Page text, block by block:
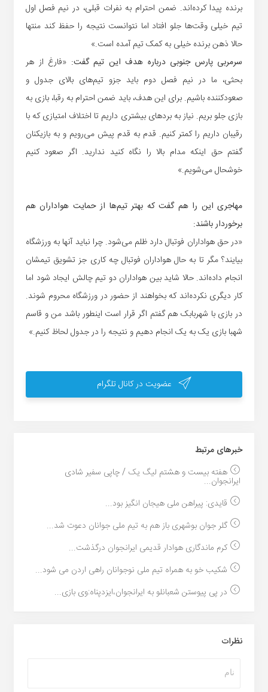
برنده پیدا کرده‌اند. ضمن احترام به نفرات قبلی، در نیم فصل اول
تیم خیلی وقت‌ها جلو افتاد اما نتوانست نتیجه را حفظ کند منتها
حالا ذهن برنده خیلی به کمک تیم آمده است.»
سرمربی پارس جنوبی درباره هدف این تیم گفت: «فارغ از هر
بحثی، ما در نیم فصل دوم باید جزو تیم‌های بالای جدول و
صعودکننده باشیم. برای این هدف، باید ضمن احترام به رقبا، بازی به
بازی جلو بریم. نیاز به بردهای بیشتری داریم تا اختلاف امتیازی که با
رقیبان داریم را کمتر کنیم. قدم به قدم پیش می‌رویم و به بازیکنان
گفتم حق اینکه مدام بالا را نگاه کنید ندارید. اگر صعود کنیم
خوشحال می‌شویم.»
مهاجری این را هم گفت که بهتر تیم‌ها از حمایت هواداران هم
برخوردار باشند:
«در حق هواداران فوتبال دارد ظلم می‌شود. چرا نباید آنها به ورزشگاه
بیایند؟ مگر تا به حال هواداران فوتبال چه کاری جز تشویق تیمشان
انجام داده‌اند. حالا شاید بین هواداران دو تیم چالش ایجاد شود اما
کار دیگری نکرده‌اند که بخواهند از حضور در ورزشگاه محروم شوند.
در بازی با شهربابک هم گفتم اگر قرار است اینطور باشد من و قاسم
شهبا بازی یک به یک انجام دهیم و نتیجه را در جدول لحاظ کنیم.»
عضویت در کانال تلگرام
خبر‌های مرتبط
هفته بیست و هشتم لیگ یک / چاپی سفیر شادی
ایرانجوان...
قایدی: پیراهن ملی هیجان انگیز بود...
گلر جوان بوشهری باز هم به تیم ملی جوانان دعوت شد...
کرم ماندگاری هوادار قدیمی ایرانجوان درگذشت...
شکیب خو به همراه تیم ملی نوجوانان راهی اردن می شود...
در پی پیوستن شعبانلو به ایرانجوان،ایزدپناه:وی بازی...
نظرات